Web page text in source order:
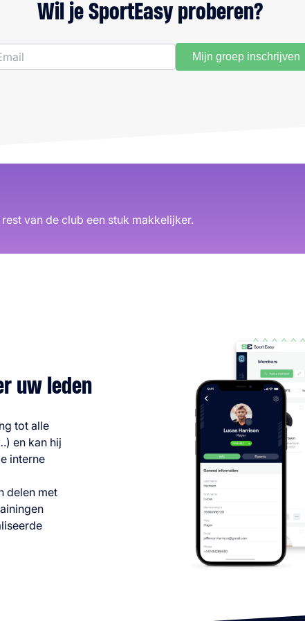
Wil je SportEasy proberen?
Mijn groep inschrijven
van de club een stuk makkelijker.
uw leden
tot alle
en kan hij
interne
delen met